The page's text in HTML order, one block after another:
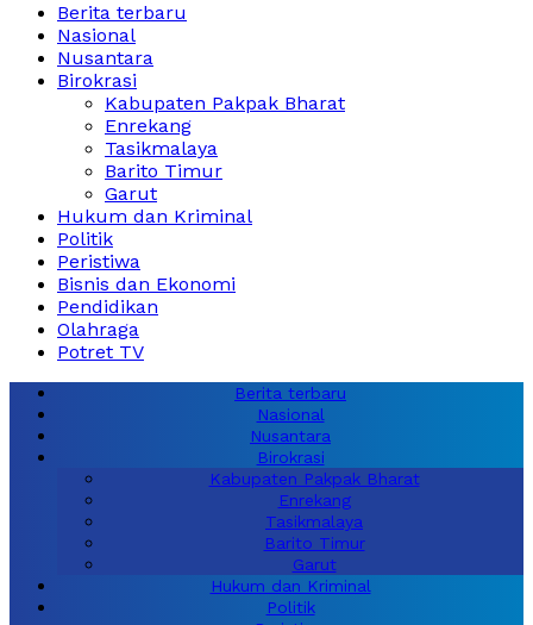
Berita terbaru
Nasional
Nusantara
Birokrasi
Kabupaten Pakpak Bharat
Enrekang
Tasikmalaya
Barito Timur
Garut
Hukum dan Kriminal
Politik
Peristiwa
Bisnis dan Ekonomi
Pendidikan
Olahraga
Potret TV
Berita terbaru
Nasional
Nusantara
Birokrasi
Kabupaten Pakpak Bharat
Enrekang
Tasikmalaya
Barito Timur
Garut
Hukum dan Kriminal
Politik